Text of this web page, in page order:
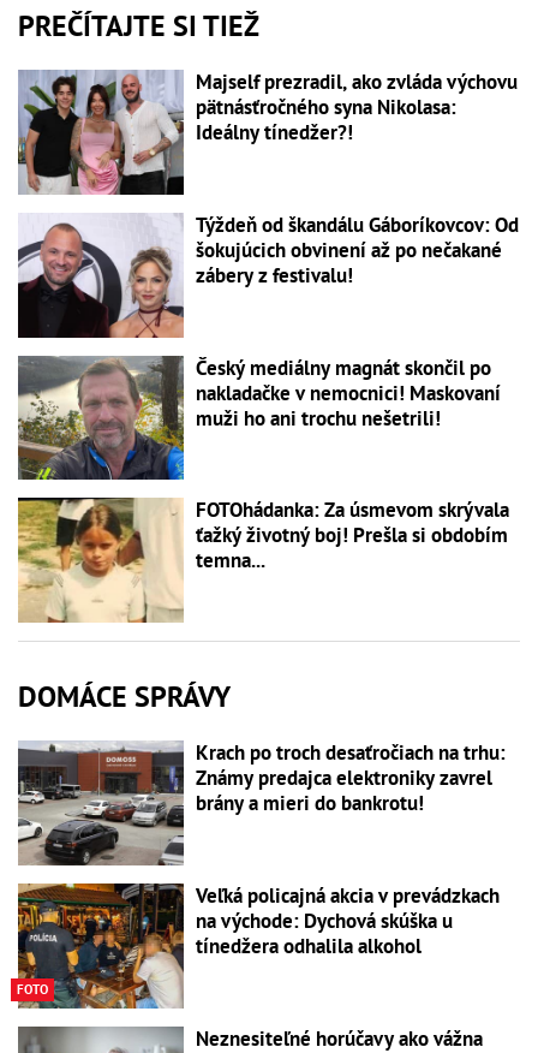
PREČÍTAJTE SI TIEŽ
Majself prezradil, ako zvláda výchovu
pätnásťročného syna Nikolasa:
Ideálny tínedžer?!
Týždeň od škandálu Gáboríkovcov: Od
šokujúcich obvinení až po nečakané
zábery z festivalu!
Český mediálny magnát skončil po
nakladačke v nemocnici! Maskovaní
muži ho ani trochu nešetrili!
FOTOhádanka: Za úsmevom skrývala
ťažký životný boj! Prešla si obdobím
temna...
DOMÁCE SPRÁVY
Krach po troch desaťročiach na trhu:
Známy predajca elektroniky zavrel
brány a mieri do bankrotu!
FOTO
Veľká policajná akcia v prevádzkach
na východe: Dychová skúška u
tínedžera odhalila alkohol
Neznesiteľné horúčavy ako vážna